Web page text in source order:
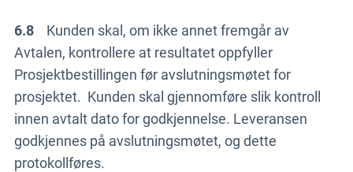
6.8
Kunden skal, om ikke annet fremgår av
Avtalen, kontrollere at resultatet oppfyller
Prosjektbestillingen før avslutningsmøtet for
prosjektet. Kunden skal gjennomføre slik kontroll
innen avtalt dato for godkjennelse. Leveransen
godkjennes på avslutningsmøtet, og dette
protokollføres.